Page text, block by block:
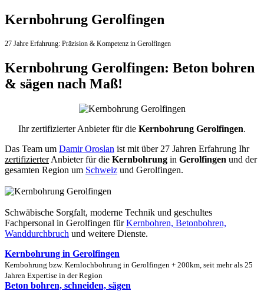
Kernbohrung Gerolfingen
27 Jahre Erfahrung: Präzision & Kompetenz in Gerolfingen
Kernbohrung Gerolfingen: Beton bohren
& sägen nach Maß!
Ihr zertifizierter Anbieter für die Kernbohrung Gerolfingen.
Das Team um Damir Oroslan ist mit über 27 Jahren Erfahrung Ihr
zertifizierterAnbieter für die Kernbohrung in Gerolfingen und der
gesamten Region um Schweiz und Gerolfingen.
Schwäbische Sorgfalt, moderne Technik und geschultes
Fachpersonal in Gerolfingen fürKernbohren, Betonbohren,
Wanddurchbruch und weitere Dienste.
Kernbohrung in Gerolfingen
Kernbohrung bzw. Kernlochbohrung in Gerolfingen + 200km, seit mehr als 25
Jahren Expertise in der Region
Beton bohren, schneiden, sägen